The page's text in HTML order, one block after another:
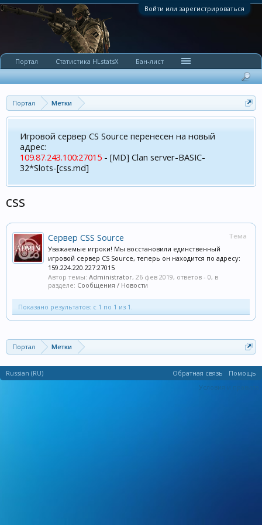
Войти или зарегистрироваться
Портал Метки
Игровой сервер CS Source перенесен на новый
адрес:
109.87.243.100:27015 - [MD] Clan server-BASIC-
32*Slots-[css.md]
css
Тема
Сервер CSS Source
Уважаемые игроки! Мы восстановили единственный
игровой сервер CS Source, теперь он находится по адресу:
159.224.220.227:27015
Автор темы: Administrator, 26 фев 2019, ответов - 0, в
разделе: Сообщения / Новости
Показано результатов: с 1 по 1 из 1.
Портал Метки
Портал Статистика HLstatsX Бан-лист
Russian (RU) Обратная связь
Помощь
Условия и правила